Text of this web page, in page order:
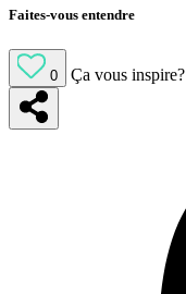
Faites-vous entendre
0 Ça vous inspire?